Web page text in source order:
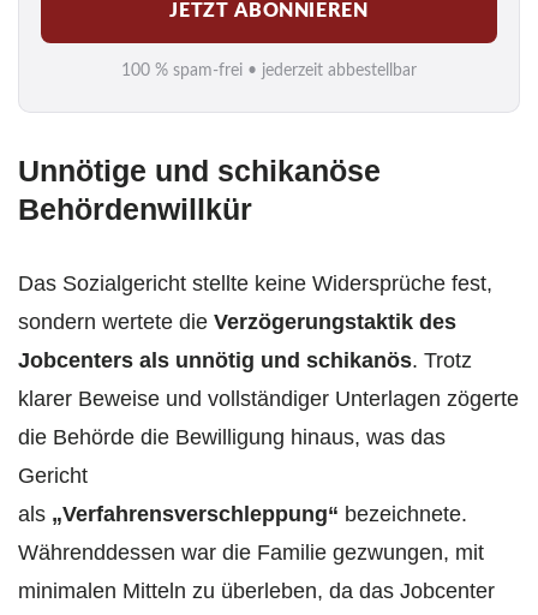
a
i
l
*
JETZT ABONNIEREN
100 % spam-frei • jederzeit abbestellbar
Unnötige und schikanöse
Behördenwillkür
Das Sozialgericht stellte keine Widersprüche fest,
sondern wertete die Verzögerungstaktik des
Jobcenters als unnötig und schikanös. Trotz
klarer Beweise und vollständiger Unterlagen zögerte
die Behörde die Bewilligung hinaus, was das
Gericht
als „Verfahrensverschleppung“ bezeichnete.
Währenddessen war die Familie gezwungen, mit
minimalen Mitteln zu überleben, da das Jobcenter